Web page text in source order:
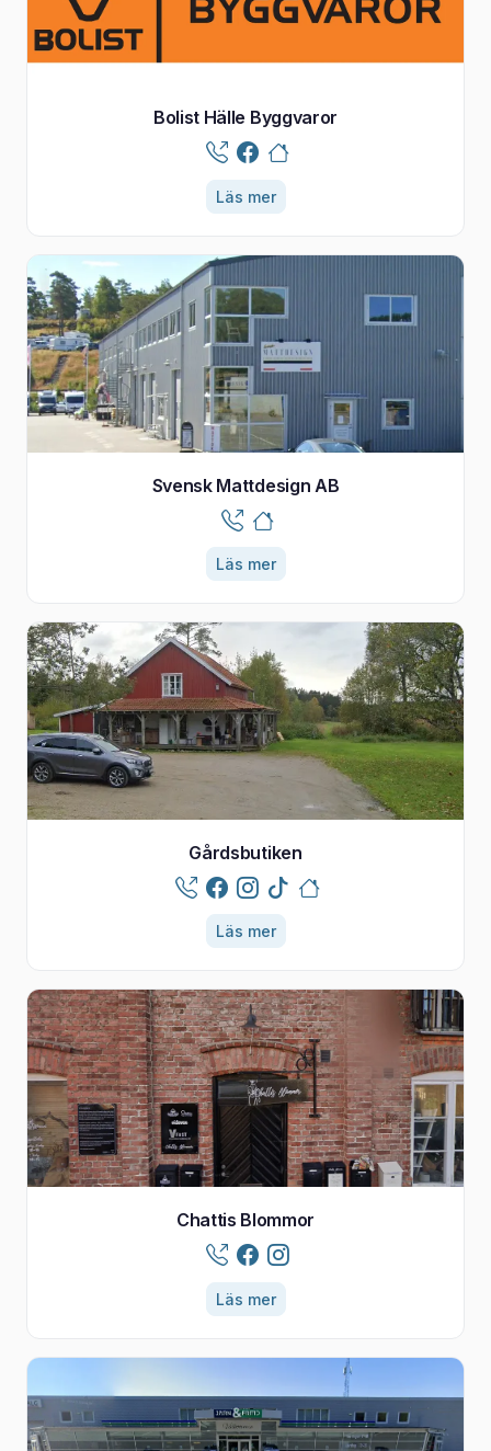
Bolist Hälle Byggvaror
Läs mer
Svensk Mattdesign AB
Läs mer
Gårdsbutiken
Läs mer
Chattis Blommor
Läs mer